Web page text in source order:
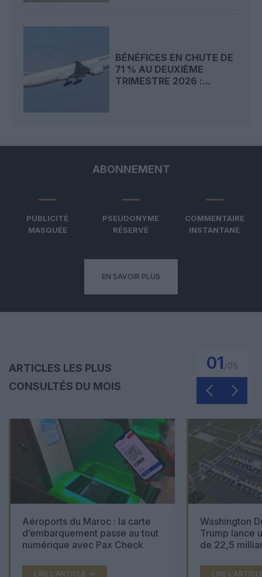
BÉNÉFICES EN CHUTE DE
71 % AU DEUXIÈME
TRIMESTRE 2026 :...
ABONNEMENT
PUBLICITÉ
MASQUÉE
PSEUDONYME
RÉSERVÉ
COMMENTAIRE
INSTANTANÉ
EN SAVOIR PLUS
ARTICLES LES PLUS
CONSULTÉS DU MOIS
01
Aéroports du Maroc : la carte
d’embarquement passe au tout
numérique avec Pax Check
LIRE L'ARTICLE
Washington
Trump lance
de 22,5
LIRE